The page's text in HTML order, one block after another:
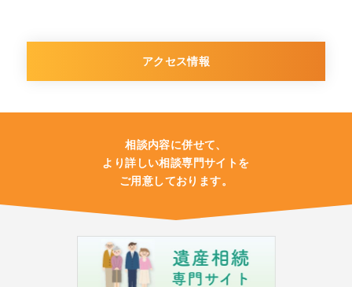
アクセス情報
相談内容に併せて、
より詳しい相談専門サイトを
ご用意しております。